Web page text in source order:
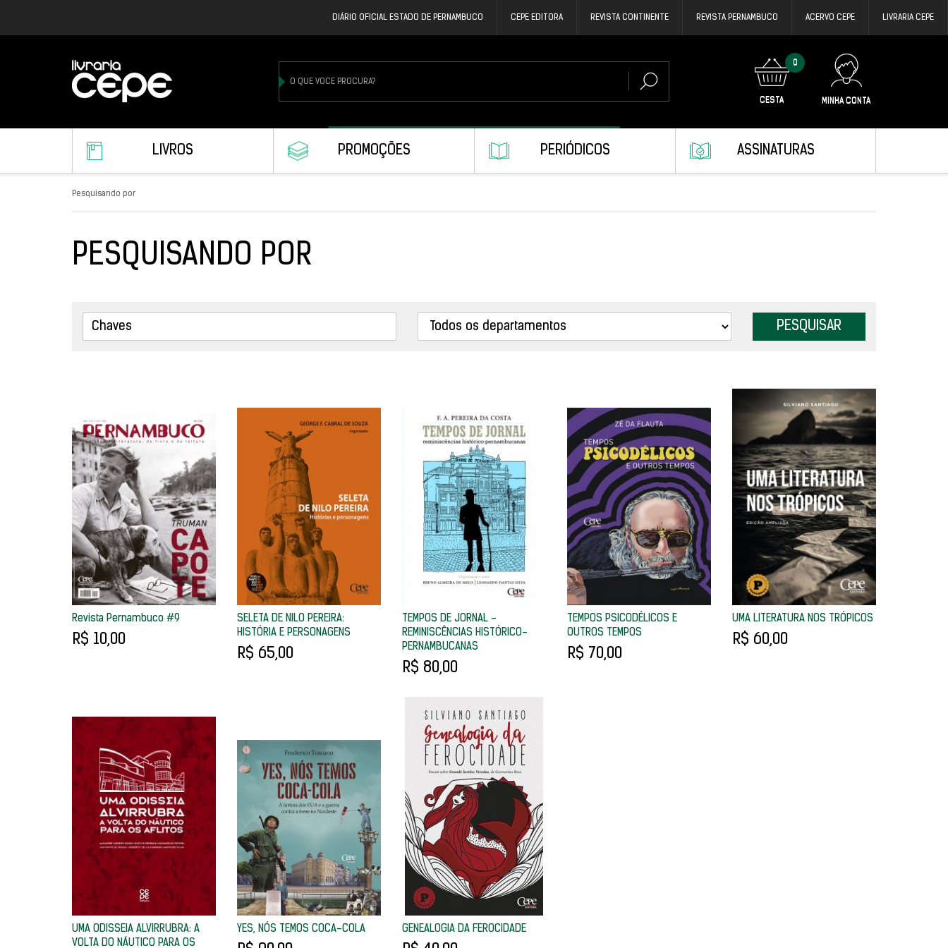
DIÁRIO OFICIAL ESTADO DE PERNAMBUCO CEPE EDITORA REVISTA CONTINENTE REVISTA PERNAMBUCO ACERVO CEPE LIVRARIA CEPE
0
CESTA MINHA CONTA
LIVROS PROMOÇÕES PERIÓDICOS ASSINATURAS
Pesquisando por
PESQUISANDO POR
Revista Pernambuco #9
R$ 10,00
SELETA DE NILO PEREIRA:
HISTÓRIA E PERSONAGENS
R$ 65,00
TEMPOS DE JORNAL -
REMINISCÊNCIAS HISTÓRICO-
PERNAMBUCANAS
R$ 80,00
TEMPOS PSICODÉLICOS E
OUTROS TEMPOS
R$ 70,00
UMA LITERATURA NOS TRÓPICOS
R$ 60,00
UMA ODISSEIA ALVIRRUBRA: A
VOLTA DO NÁUTICO PARA OS
YES, NÓS TEMOS COCA-COLA GENEALOGIA DA FEROCIDADE